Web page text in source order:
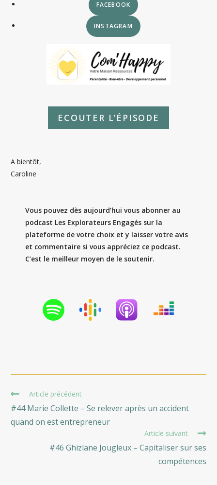
FACEBOOK
INSTAGRAM
ECOUTER L’ÉPISODE
A bientôt,
Caroline
Vous pouvez dès aujourd’hui vous abonner au
podcast Les Explorateurs Engagés sur la
plateforme de votre choix et y laisser votre avis
et commentaire si vous appréciez ce podcast.
C’est le meilleur moyen de le soutenir.
Read
articles
Article précédent
#44 Marie Collette – Se relever après un accident
quand on est entrepreneur
Article suivant
#46 Ghizlane Jougleux – Capitaliser sur ses
compétences